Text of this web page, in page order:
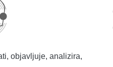
objavljuje, analizira,